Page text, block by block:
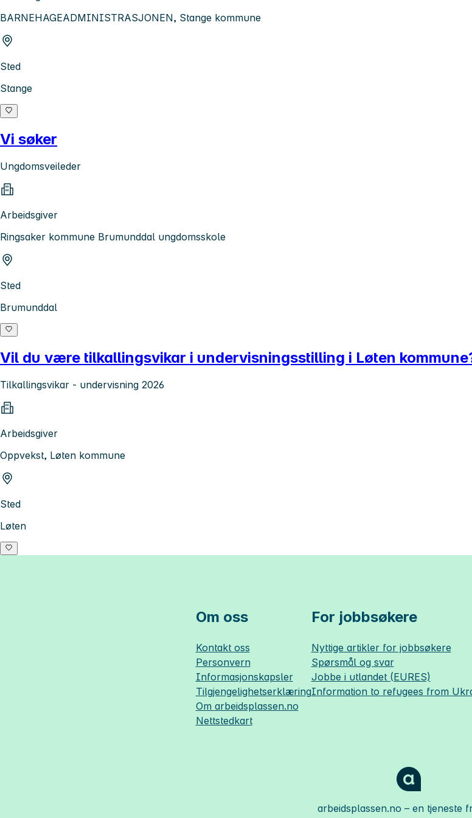
BARNEHAGEADMINISTRASJONEN, Stange kommune
Sted
Stange
Vi søker
Ungdomsveileder
Arbeidsgiver
Ringsaker kommune Brumunddal ungdomsskole
Sted
Brumunddal
Vil du være tilkallingsvikar i undervisningsstilling i Løten
Tilkallingsvikar - undervisning 2026
Arbeidsgiver
Oppvekst, Løten kommune
Sted
Løten
Om oss
Kontakt oss
Personvern
Informasjonskapsler
Tilgjengelighetserklæring
Om arbeidsplassen.no
Nettstedkart
For jobbsøkere
Nyttige artikler for jobbsøkere
Spørsmål og svar
Jobbe i utlandet (EURES)
Information to refugees from
arbeidsplassen.no – en tjeneste